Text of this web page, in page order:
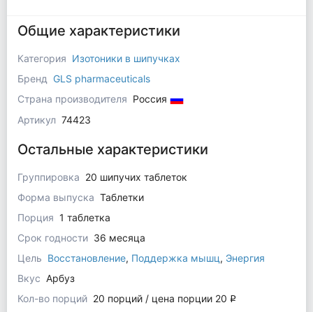
Общие характеристики
Категория Изотоники в шипучках
Бренд
GLS pharmaceuticals
Страна производителя Россия
Артикул 74423
Остальные характеристики
Группировка 20 шипучих таблеток
Форма выпуска Таблетки
Порция 1 таблетка
Срок годности 36 месяца
Цель Восстановление, Поддержка мышц, Энергия
Вкус Арбуз
Кол-во порций 20 порций / цена порции 20 q